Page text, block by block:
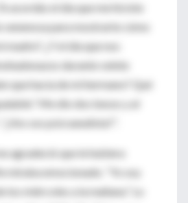
acordás el día que me hiciste
venenosa para mostrarte cómo
madre? ¿Y el día que nos
durante veinte
que hacía de mi hermano? Qué
Me dio dos besos y al
sos psicoanalista?”.
agradeció que le hubiera
miraba emocionado. “Yo soy
los miércoles a la mañana.” Lo